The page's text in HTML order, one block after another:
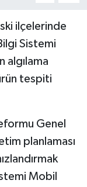
ilçelerinde
Sistemi
algılama
tespiti
Genel
planlaması
Mobil